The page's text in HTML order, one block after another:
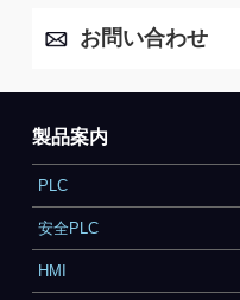
お問い合わせ
製品案内
PLC
安全PLC
HMI